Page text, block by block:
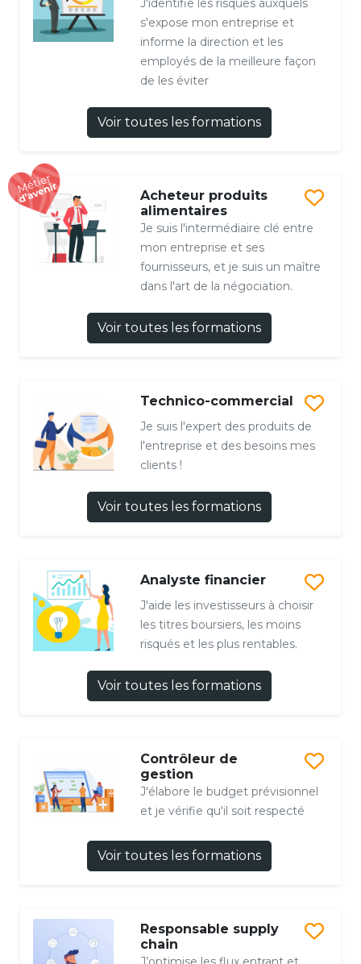
J'identifie les risques auxquels
s'expose mon entreprise et
informe la direction et les
employés de la meilleure façon
de les éviter
Voir toutes les formations
Acheteur produits
alimentaires
Je suis l'intermédiaire clé entre
mon entreprise et ses
fournisseurs, et je suis un maître
dans l'art de la négociation.
Voir toutes les formations
Technico-commercial
Je suis l'expert des produits de
l'entreprise et des besoins mes
clients !
Voir toutes les formations
Analyste financier
J'aide les investisseurs à choisir
les titres boursiers, les moins
risqués et les plus rentables.
Voir toutes les formations
Contrôleur de
gestion
J'élabore le budget prévisionnel
et je vérifie qu'il soit respecté
Voir toutes les formations
Responsable supply
chain